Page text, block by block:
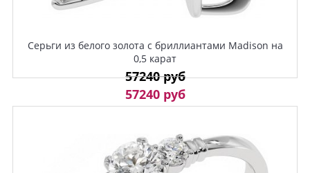
Серьги из белого золота с бриллиантами Madison на
0,5 карат
57240 руб
57240 руб